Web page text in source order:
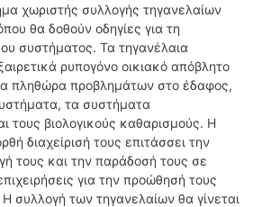
χωριστής συλλογής τηγανελαίων
θα δοθούν οδηγίες για τη
συστήματος. Τα τηγανέλαια
ρυπογόνο οικιακό απόβλητο
πληθώρα προβλημάτων στο έδαφος,
τα συστήματα
τους βιολογικούς καθαρισμούς. Η
διαχείρισή τους επιτάσσει την
τους και την παράδοσή τους σε
για την προώθησή τους
συλλογή των τηγανελαίων θα γίνεται